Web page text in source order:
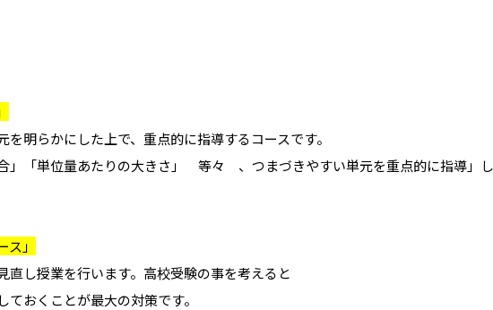
明らかにした上で、重点的に指導するコースです。
」「単位量あたりの大きさ」 等々 、つまづきやすい単元を重点的に指導」し
ス」
直し授業を行います。高校受験の事を考えると
おくことが最大の対策です。